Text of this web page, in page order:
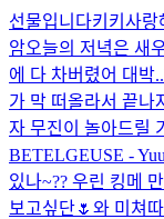
선물입니다키키 사랑
암오늘의 저녁은 새
에 다 차버렸어 대박..
가 막 떠올라서 끝나
자 무진이 놀아드릴
BETELGEUSE -
있나~?? 우린 킹메
보고싶단🌷 와 미쳐